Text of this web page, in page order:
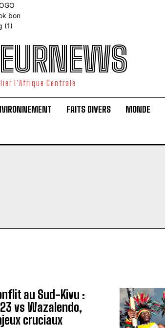
l'Afrique Centrale
FAITS DIVERS MONDE
au Sud-Kivu :
vs Wazalendo,
cruciaux